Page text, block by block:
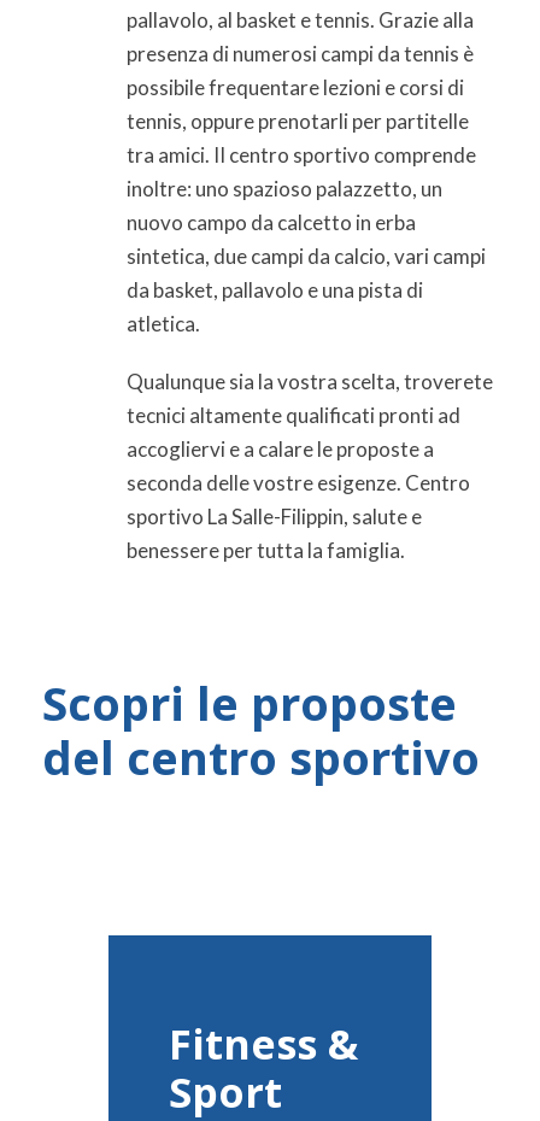
pallavolo, al basket e tennis. Grazie alla
presenza di numerosi campi da tennis è
possibile frequentare lezioni e corsi di
tennis, oppure prenotarli per partitelle
tra amici. II centro sportivo comprende
inoltre: uno spazioso palazzetto, un
nuovo campo da calcetto in erba
sintetica, due campi da calcio, vari campi
da basket, pallavolo e una pista di
atletica.
Qualunque sia la vostra scelta, troverete
tecnici altamente qualificati pronti ad
accogliervi e a calare le proposte a
seconda delle vostre esigenze. Centro
sportivo La Salle-Filippin, salute e
benessere per tutta la famiglia.
Scopri le proposte
del centro sportivo
Fitness &
Sport